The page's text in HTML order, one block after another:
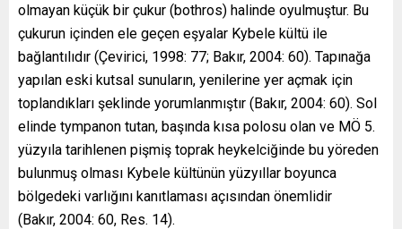
olmayan küçük bir çukur (bothros) halinde oyulmuştur. Bu
çukurun içinden ele geçen eşyalar Kybele kültü ile
bağlantılıdır (Çevirici, 1998: 77; Bakır, 2004: 60). Tapınağa
yapılan eski kutsal sunuların, yenilerine yer açmak için
toplandıkları şeklinde yorumlanmıştır (Bakır, 2004: 60). Sol
elinde tympanon tutan, başında kısa polosu olan ve MÖ 5.
yüzyıla tarihlenen pişmiş toprak heykelciğinde bu yöreden
bulunmuş olması Kybele kültünün yüzyıllar boyunca
bölgedeki varlığını kanıtlaması açısından önemlidir
(Bakır, 2004: 60, Res. 14).